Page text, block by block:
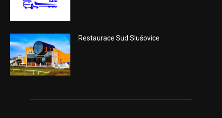
Restaurace Sud Slušovice